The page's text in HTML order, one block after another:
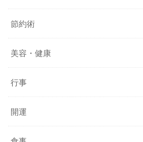
節約術
美容・健康
行事
開運